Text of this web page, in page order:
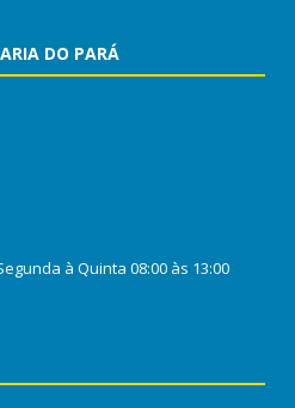
DO PARÁ
à Quinta 08:00 às 13:00